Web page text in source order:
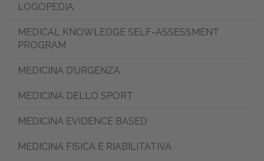
LOGOPEDIA
MEDICAL KNOWLEDGE SELF-ASSESSMENT
PROGRAM
MEDICINA D’URGENZA
MEDICINA DELLO SPORT
MEDICINA EVIDENCE BASED
MEDICINA FISICA E RIABILITATIVA